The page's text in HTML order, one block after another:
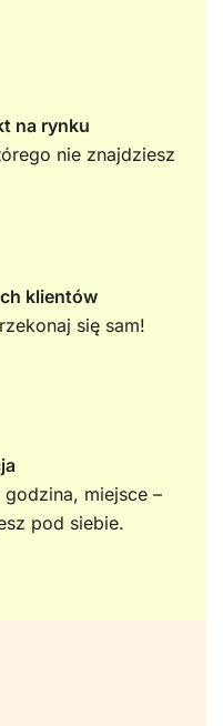
na rynku
nie znajdziesz
klientów
się sam!
miejsce –
pod siebie.